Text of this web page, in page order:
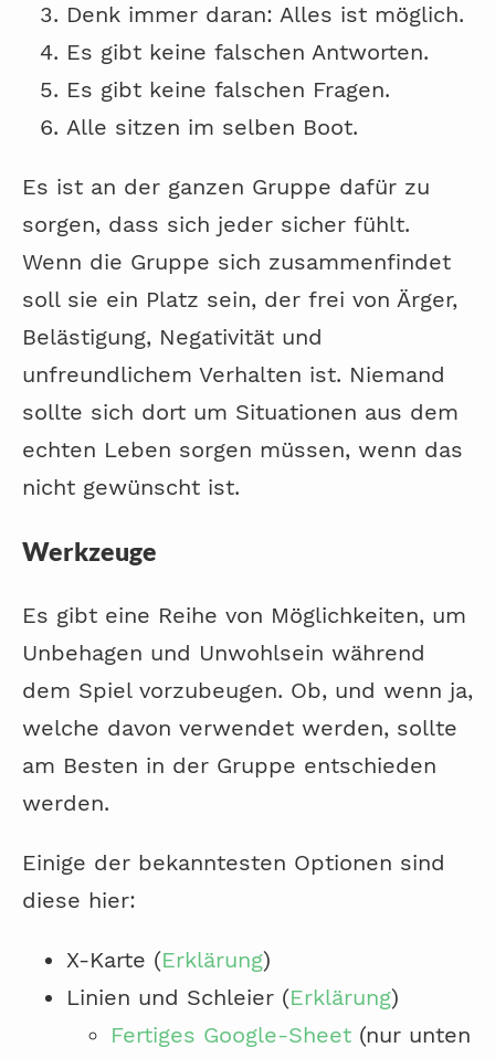
Denk immer daran: Alles ist möglich.
Es gibt keine falschen Antworten.
Es gibt keine falschen Fragen.
Alle sitzen im selben Boot.
Es ist an der ganzen Gruppe dafür zu
sorgen, dass sich jeder sicher fühlt.
Wenn die Gruppe sich zusammenfindet
soll sie ein Platz sein, der frei von Ärger,
Belästigung, Negativität und
unfreundlichem Verhalten ist. Niemand
sollte sich dort um Situationen aus dem
echten Leben sorgen müssen, wenn das
nicht gewünscht ist.
Werkzeuge
Es gibt eine Reihe von Möglichkeiten, um
Unbehagen und Unwohlsein während
dem Spiel vorzubeugen. Ob, und wenn ja,
welche davon verwendet werden, sollte
am Besten in der Gruppe entschieden
werden.
Einige der bekanntesten Optionen sind
diese hier:
X-Karte (Erklärung)
Linien und Schleier (Erklärung)
Fertiges Google-Sheet (nur unten